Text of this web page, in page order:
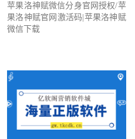
苹果洛神赋微信分身官网授权/苹
果洛神赋官网激活码|苹果洛神赋
微信下载